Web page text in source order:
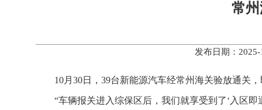
常
发布日期：
10月30日，39台新能源汽车经常州海关验放通关
“车辆报关进入综保区后，我们就享受到了‘入区